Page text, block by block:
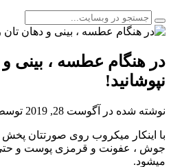
در هنگام عطسه ، بینی و
نپوشانید!
نوشته شده در آگوست 28, 2019
با اینکار میکروب روی صورتتان
جوش ، عفونت و قرمزی پوست و
میشود.